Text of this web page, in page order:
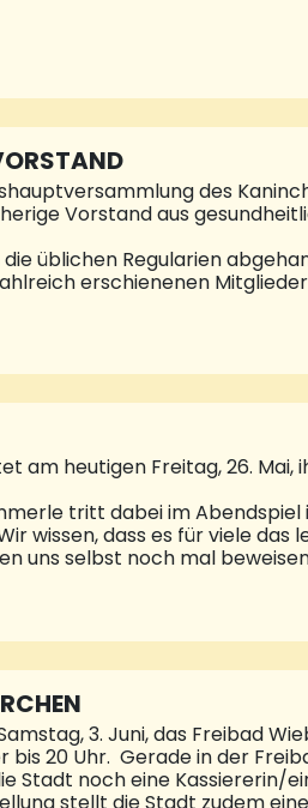
Uhr insgesamt 3.180
16 Minuten und 31
Maximilian Gebhard (16:51,
viel Applaus von den
des
Vorstand aus
üblichen Regularien
erschienenen
zu einem der Treffpunkte in
Arbeit und leitete die
wurde Charly Feix, sein
Katja Lambert
am heutigen Freitag, 26.
tritt dabei im
wissen, dass es für viele
uns selbst noch mal
es geht, die Rote Laterne
bereits fest. In der
wir etwas unglücklich
zu Beginn aber körperlich
3. Juni, das Freibad
20 Uhr. Gerade in der
Stadt noch eine
stellt die Stadt zudem